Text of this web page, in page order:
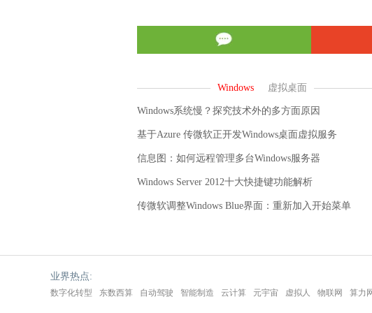
Windows系统慢？探究技术外的多方面原因
基于Azure 传微软正开发Windows桌面虚拟服务
信息图：如何远程管理多台Windows服务器
Windows Server 2012十大快捷键功能解析
传微软调整Windows Blue界面：重新加入开始菜单
业界热点:
数字化转型 东数西算 自动驾驶 智能制造 云计算 元宇宙 虚拟人 物联网 算力